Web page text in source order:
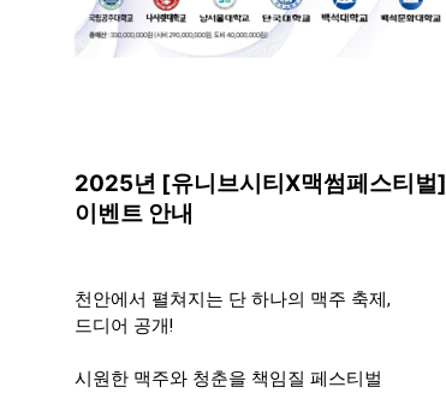
2025년 [유니브시티X맥썸페스티벌]
이벤트 안내
천안에서 펼쳐지는 단 하나의 맥주 축제,
드디어 공개!
시원한 맥주와 청춘을 책임질 페스티벌